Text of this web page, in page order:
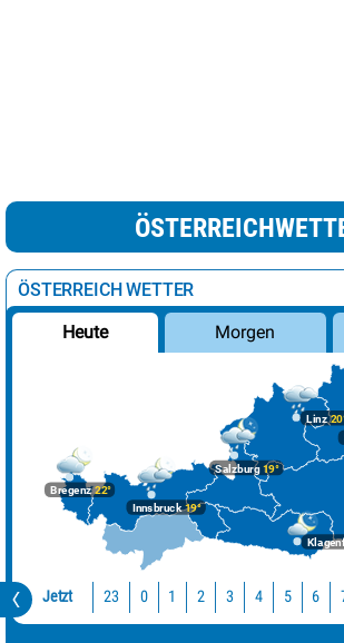
ÖSTERREICH WETTER
Heute Morgen
Bregenz22°
Innsbruck19°
Linz
Salzburg19°
Jetzt 23 0 1 2 3 4 5 6